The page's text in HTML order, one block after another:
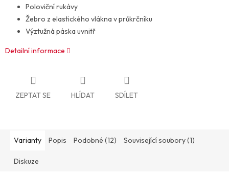
Poloviční rukávy
Žebro z elastického vlákna v průkrčníku
Výztužná páska uvnitř
Detailní informace
ZEPTAT SE HLÍDAT SDÍLET
Varianty Popis Podobné (12) Související soubory (1)
Diskuze